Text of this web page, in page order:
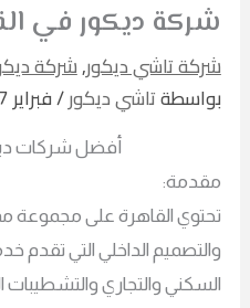
شركة ديكور في
شركة تاشي ديكور,شركة
بواسطةتاشي ديكور/فبراير 17, 2026
أفضل شركات
مقدمة:
تحتوي القاهرة على مجموعة
والتصميم الداخلي التي تقدم
السكني والتجاري